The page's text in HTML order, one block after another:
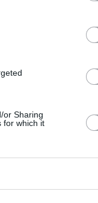
or Sharing
for which it
στην
γκρουπ
γύρου
παρέχει
Διότι αν
σε